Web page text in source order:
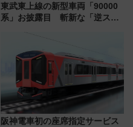
東武東上線の新型車両「90000
系」お披露目 斬新な「逆スラ
ーは9月
阪神電車初の座席指定サービス